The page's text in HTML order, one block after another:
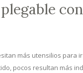
más utensilios para
pocos resultan más